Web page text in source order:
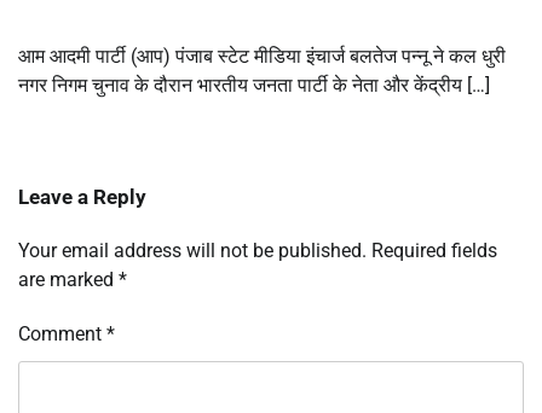
आम आदमी पार्टी (आप) पंजाब स्टेट मीडिया इंचार्ज बलतेज पन्नू ने कल धुरी
नगर निगम चुनाव के दौरान भारतीय जनता पार्टी के नेता और केंद्रीय […]
Leave a Reply
Your email address will not be published. Required fields
are marked *
Comment *